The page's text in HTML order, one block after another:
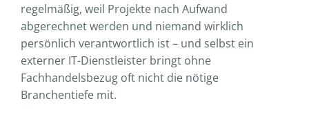
regelmäßig, weil Projekte nach Aufwand
abgerechnet werden und niemand wirklich
persönlich verantwortlich ist – und selbst ein
externer IT-Dienstleister bringt ohne
Fachhandelsbezug oft nicht die nötige
Branchentiefe mit.